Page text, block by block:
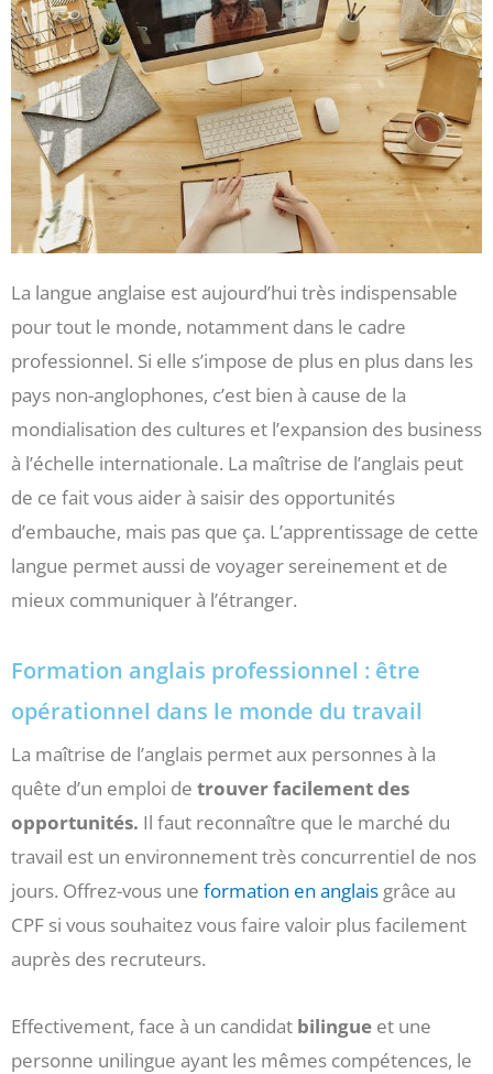
La langue anglaise est aujourd’hui très indispensable
pour tout le monde, notamment dans le cadre
professionnel. Si elle s’impose de plus en plus dans les
pays non-anglophones, c’est bien à cause de la
mondialisation des cultures et l’expansion des business
à l’échelle internationale. La maîtrise de l’anglais peut
de ce fait vous aider à saisir des opportunités
d’embauche, mais pas que ça. L’apprentissage de cette
langue permet aussi de voyager sereinement et de
mieux communiquer à l’étranger.
Formation anglais professionnel : être
opérationnel dans le monde du travail
La maîtrise de l’anglais permet aux personnes à la
quête d’un emploi de trouver facilement des
opportunités. Il faut reconnaître que le marché du
travail est un environnement très concurrentiel de nos
jours. Offrez-vous une formation en anglais grâce au
CPF si vous souhaitez vous faire valoir plus facilement
auprès des recruteurs.
Effectivement, face à un candidat bilingue et une
personne unilingue ayant les mêmes compétences, le